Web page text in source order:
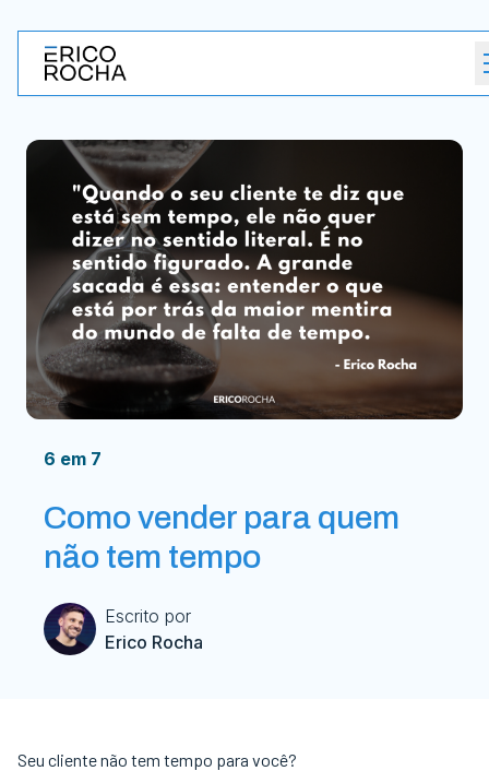
6 em 7
Como vender para quem
não tem tempo
Escrito por
Erico Rocha
Seu cliente não tem tempo para você?